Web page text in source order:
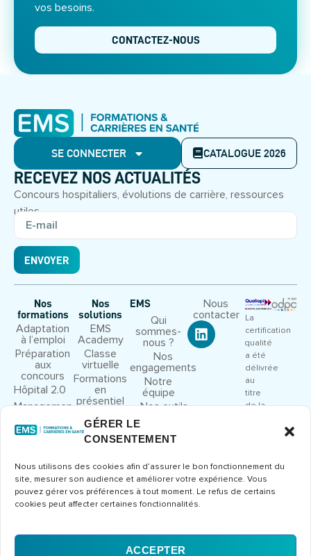
GÉRER LE
CONSENTEMENT
Nous utilisons des cookies afin d’assurer le bon fonctionnement du
site, mesurer son audience et améliorer votre expérience. Vous
pouvez gérer vos préférences à tout moment. Le refus de certains
cookies peut affecter certaines fonctionnalités.
ACCEPTER
vos besoins.
CONTACTEZ-NOUS
SE CONNECTER CATALOGUE 2026
RECEVEZ NOS ACTUALITÉS
Concours hospitaliers, évolutions de carrière, ressources
utiles.
ENVOYER
Nos
formations
Adaptation
à l’emploi
Préparation
aux
concours
Hôpital 2.0
Management
Droit et
Congrès et
séminaires
Formations
métier
Nos
solutions
EMS
Academy
Classe
virtuelle
Formations
en
présentiel
EMS
Qui
sommes-
nous ?
Nos
engagements
Notre
équipe
Nos outils
pédagogiques
Nous
rejoindre
Nous
contacter
La
certification
qualité
a été
délivrée
au
titre
de la
ACTIONS
DE
FORMATION